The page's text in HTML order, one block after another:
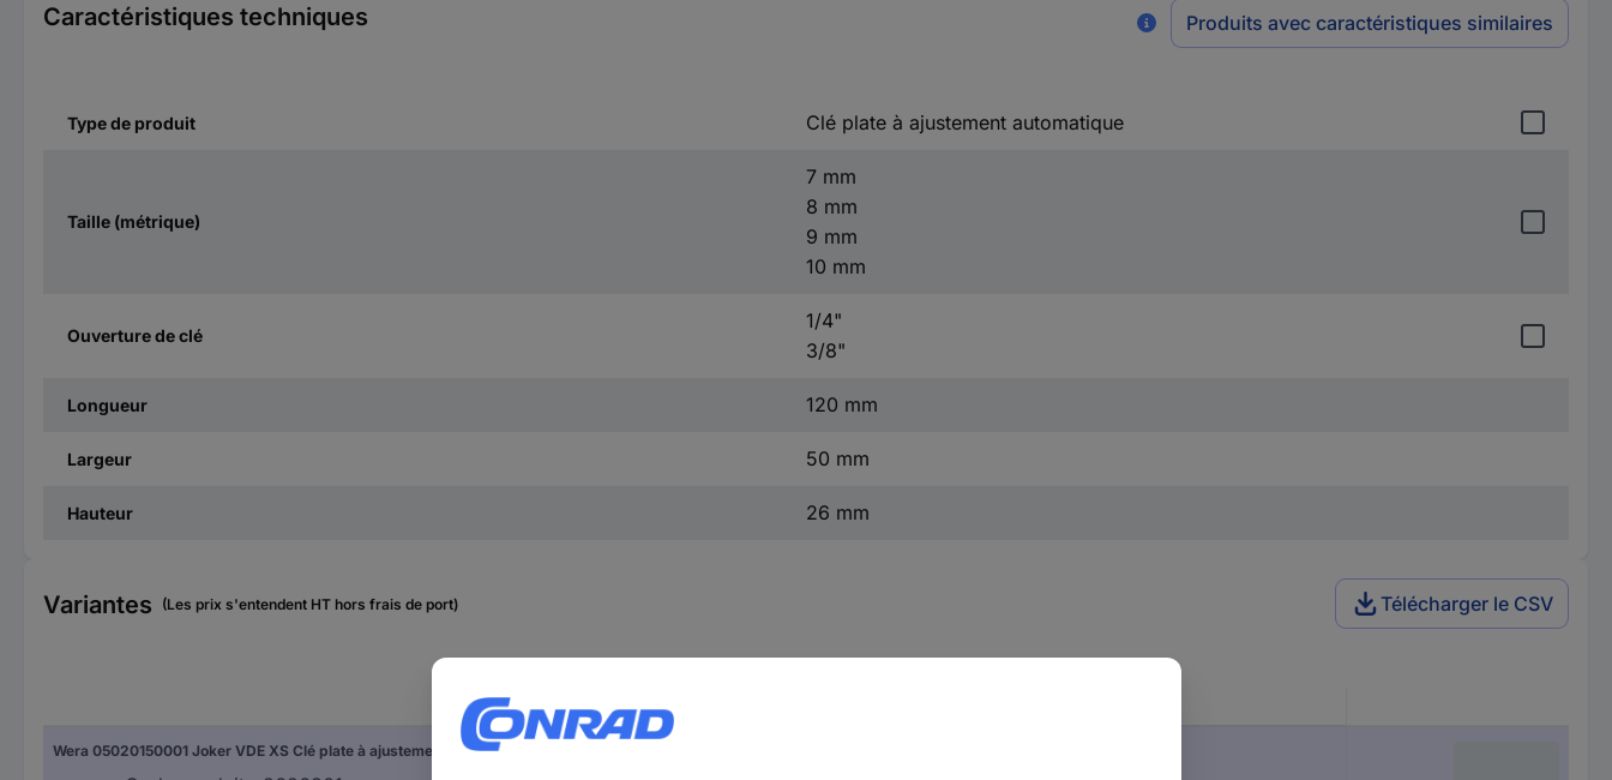
Caractéristiques techniques Produits avec caractéristiques similaires
Type de produit Clé plate à ajustement automatique
Taille (métrique)
7 mm
8 mm
9 mm
10 mm
Ouverture de clé
1/4"
3/8"
Longueur 120 mm
Largeur 50 mm
Hauteur 26 mm
Variantes (Les prix s'entendent HT hors frais de port) Télécharger le CSV
Taille (métrique)
Wera 05020150001 Joker VDE XS Clé plate à ajustement automatique 1 pièce Ouverture de clé (métrique) 7 - 10 mm Ouverture de clé (pouces) (uniquement pour le titre) 1/4" - 3/8"